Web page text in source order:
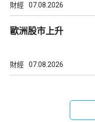
財經 07.08.2026
歐洲股巿上升
財經 07.08.2026